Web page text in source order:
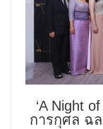
‘A Night
การกุศล ฉ